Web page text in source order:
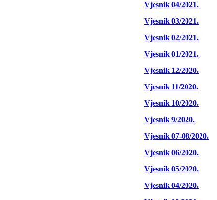
Vjesnik 04/2021.
Vjesnik 03/2021.
Vjesnik 02/2021.
Vjesnik 01/2021.
Vjesnik 12/2020.
Vjesnik 11/2020.
Vjesnik 10/2020.
Vjesnik 9/2020.
Vjesnik 07-08/2020.
Vjesnik 06/2020.
Vjesnik 05/2020.
Vjesnik 04/2020.